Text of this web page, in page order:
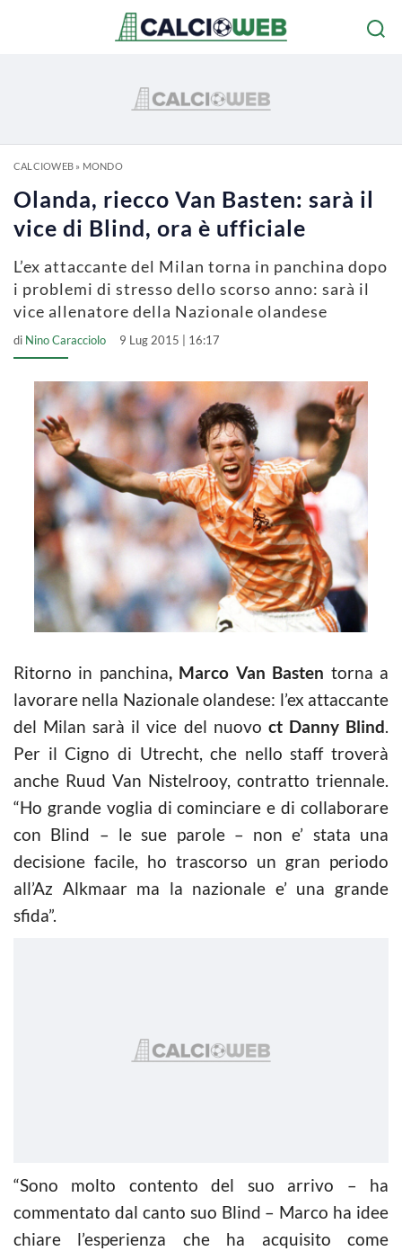
CALCIOWEB» MONDO
Olanda, riecco Van Basten: sarà il
vice di Blind, ora è ufficiale
L’ex attaccante del Milan torna in panchina dopo
i problemi di stresso dello scorso anno: sarà il
vice allenatore della Nazionale olandese
di Nino Caracciolo 9 Lug 2015 | 16:17
Ritorno in panchina, Marco Van Basten torna a
lavorare nella Nazionale olandese: l’ex attaccante
del Milan sarà il vice del nuovo ct Danny Blind.
Per il Cigno di Utrecht, che nello staff troverà
anche Ruud Van Nistelrooy, contratto triennale.
“Ho grande voglia di cominciare e di collaborare
con Blind – le sue parole – non e’ stata una
decisione facile, ho trascorso un gran periodo
all’Az Alkmaar ma la nazionale e’ una grande
sfida”.
“Sono molto contento del suo arrivo – ha
commentato dal canto suo Blind – Marco ha idee
chiare l’esperienza che ha acquisito come